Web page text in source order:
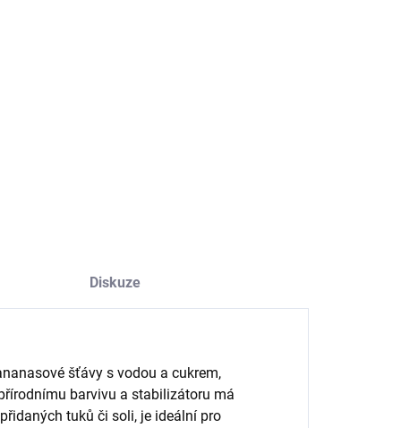
Diskuze
šťávy s vodou a cukrem,
barvivu a stabilizátoru má
tuků či soli, je ideální pro